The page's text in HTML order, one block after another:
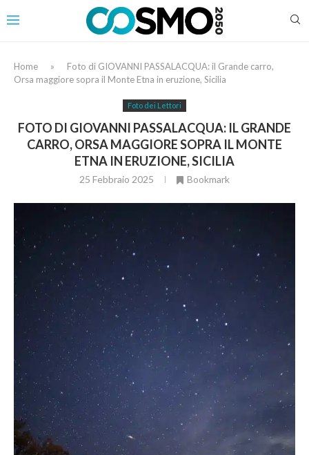
Home »
Foto di GIOVANNI PASSALACQUA: il Grande carro,
Orsa maggiore sopra il Monte Etna in eruzione, Sicilia
Foto dei Lettori
FOTO DI GIOVANNI PASSALACQUA: IL GRANDE
CARRO, ORSA MAGGIORE SOPRA IL MONTE
ETNA IN ERUZIONE, SICILIA
25 Febbraio 2025 Bookmark